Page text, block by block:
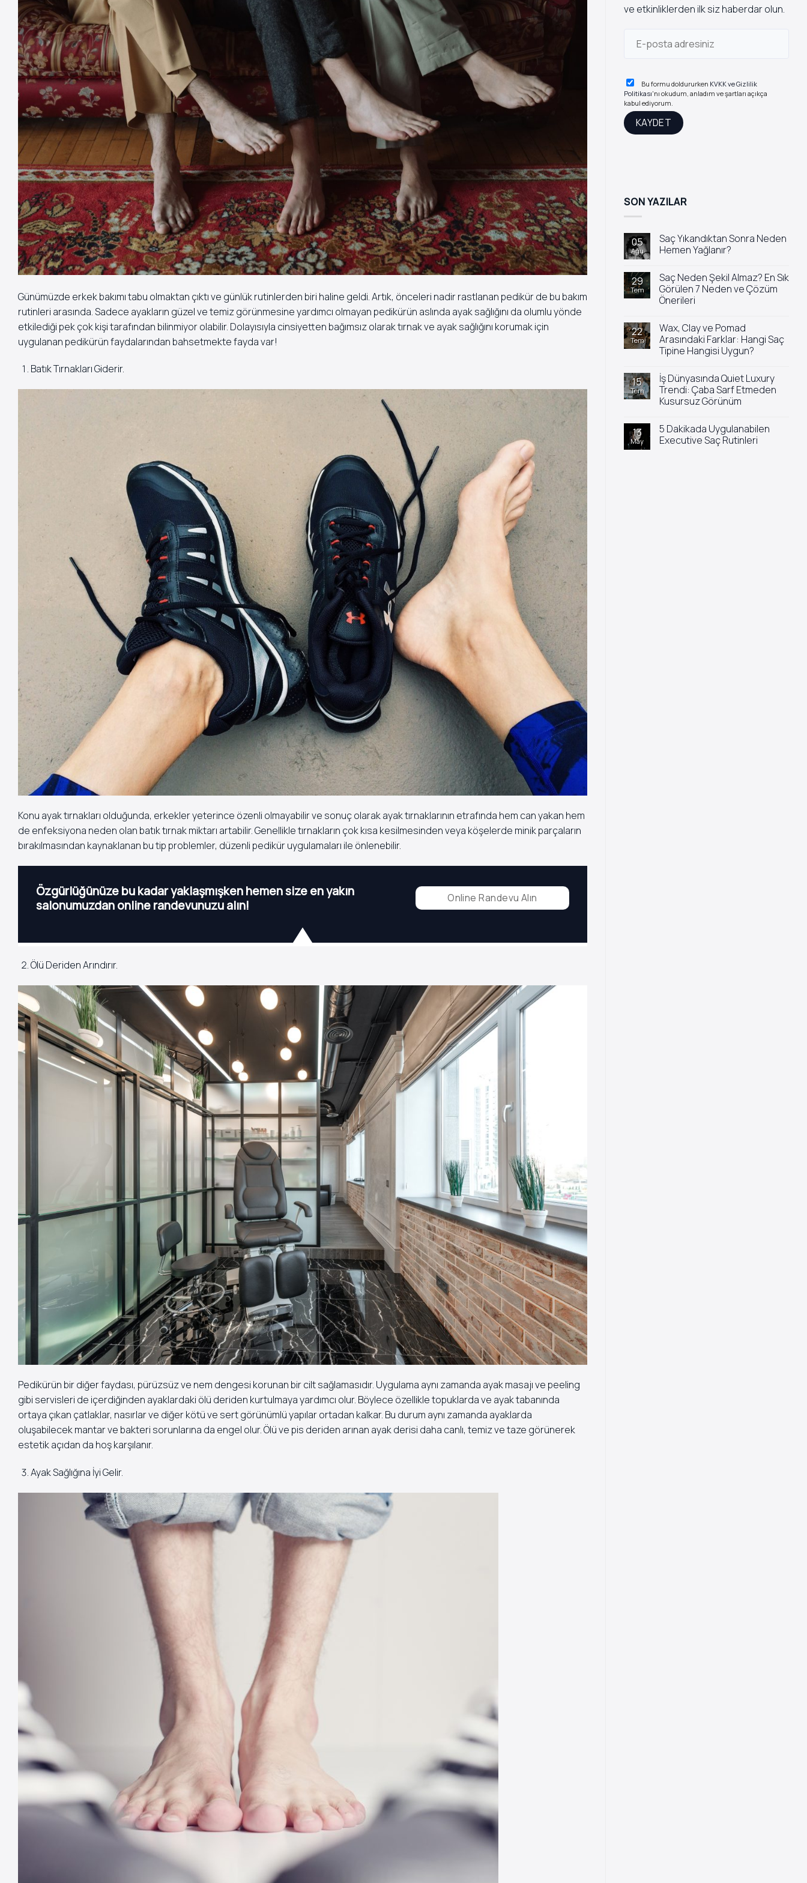
Günümüzde erkek bakımı tabu olmaktan çıktı ve günlük rutinlerden biri haline geldi. Artık, önceleri nadir rastlanan pedikür de bu bakım
rutinleri arasında. Sadece ayakların güzel ve temiz görünmesine yardımcı olmayan pedikürün aslında ayak sağlığını da olumlu yönde
etkilediği pek çok kişi tarafından bilinmiyor olabilir. Dolayısıyla cinsiyetten bağımsız olarak tırnak ve ayak sağlığını korumak için
uygulanan pedikürün faydalarından bahsetmekte fayda var!
Batık Tırnakları Giderir.
Konu ayak tırnakları olduğunda, erkekler yeterince özenli olmayabilir ve sonuç olarak ayak tırnaklarının etrafında hem can yakan hem
de enfeksiyona neden olan batık tırnak miktarı artabilir. Genellikle tırnakların çok kısa kesilmesinden veya köşelerde minik parçaların
bırakılmasından kaynaklanan bu tip problemler, düzenli pedikür uygulamaları ile önlenebilir.
Özgürlüğünüze bu kadar yaklaşmışken hemen size en yakın
salonumuzdan online randevunuzu alın!
Online Randevu Alın
Ölü Deriden Arındırır.
Pedikürün bir diğer faydası, pürüzsüz ve nem dengesi korunan bir cilt sağlamasıdır. Uygulama aynı zamanda ayak masajı ve peeling
gibi servisleri de içerdiğinden ayaklardaki ölü deriden kurtulmaya yardımcı olur. Böylece özellikle topuklarda ve ayak tabanında
ortaya çıkan çatlaklar, nasırlar ve diğer kötü ve sert görünümlü yapılar ortadan kalkar. Bu durum aynı zamanda ayaklarda
oluşabilecek mantar ve bakteri sorunlarına da engel olur. Ölü ve pis deriden arınan ayak derisi daha canlı, temiz ve taze görünerek
estetik açıdan da hoş karşılanır.
Ayak Sağlığına İyi Gelir.
ve etkinliklerden ilk siz haberdar olun.
Bu formu doldururken KVKK ve Gizlilik
Politikası'nı okudum, anladım ve şartları açıkça
kabul ediyorum.
SON YAZILAR
05
Ağu
Saç Yıkandıktan Sonra Neden
Hemen Yağlanır?
Saç
Yıkandıktan
Sonra
Neden
29
Tem
Saç Neden Şekil Almaz? En Sık
Görülen 7 Neden ve Çözüm
Önerileri
Saç
Neden
Şekil
Almaz?
Görülen
7
Neden
ve
Çözüm
22
Tem
Wax, Clay ve Pomad
Arasındaki Farklar: Hangi Saç
Tipine Hangisi Uygun?
yok
Wax,
Clay
ve
Pomad
Hangi
Saç
Tipine
15
Tem
İş Dünyasında Quiet Luxury
Trendi: Çaba Sarf Etmeden
Kusursuz Görünüm
İş
Dünyasında
Quiet
13
May
5 Dakikada Uygulanabilen
Executive Saç Rutinleri